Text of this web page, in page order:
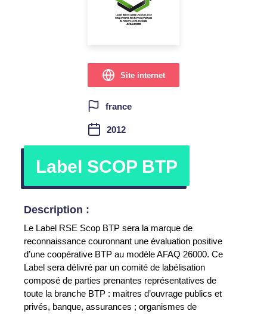
Site internet
france
2012
Label SCOP BTP
Description :
Le Label RSE Scop BTP sera la marque de
reconnaissance couronnant une évaluation positive
d’une coopérative BTP au modèle AFAQ 26000. Ce
Label sera délivré par un comité de labélisation
composé de parties prenantes représentatives de
toute la branche BTP : maitres d’ouvrage publics et
privés, banque, assurances ; organismes de